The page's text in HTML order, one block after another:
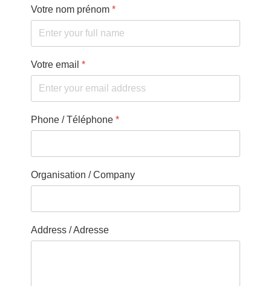
Votre nom prénom *
Votre email *
Phone / Téléphone *
Organisation / Company
Address / Adresse